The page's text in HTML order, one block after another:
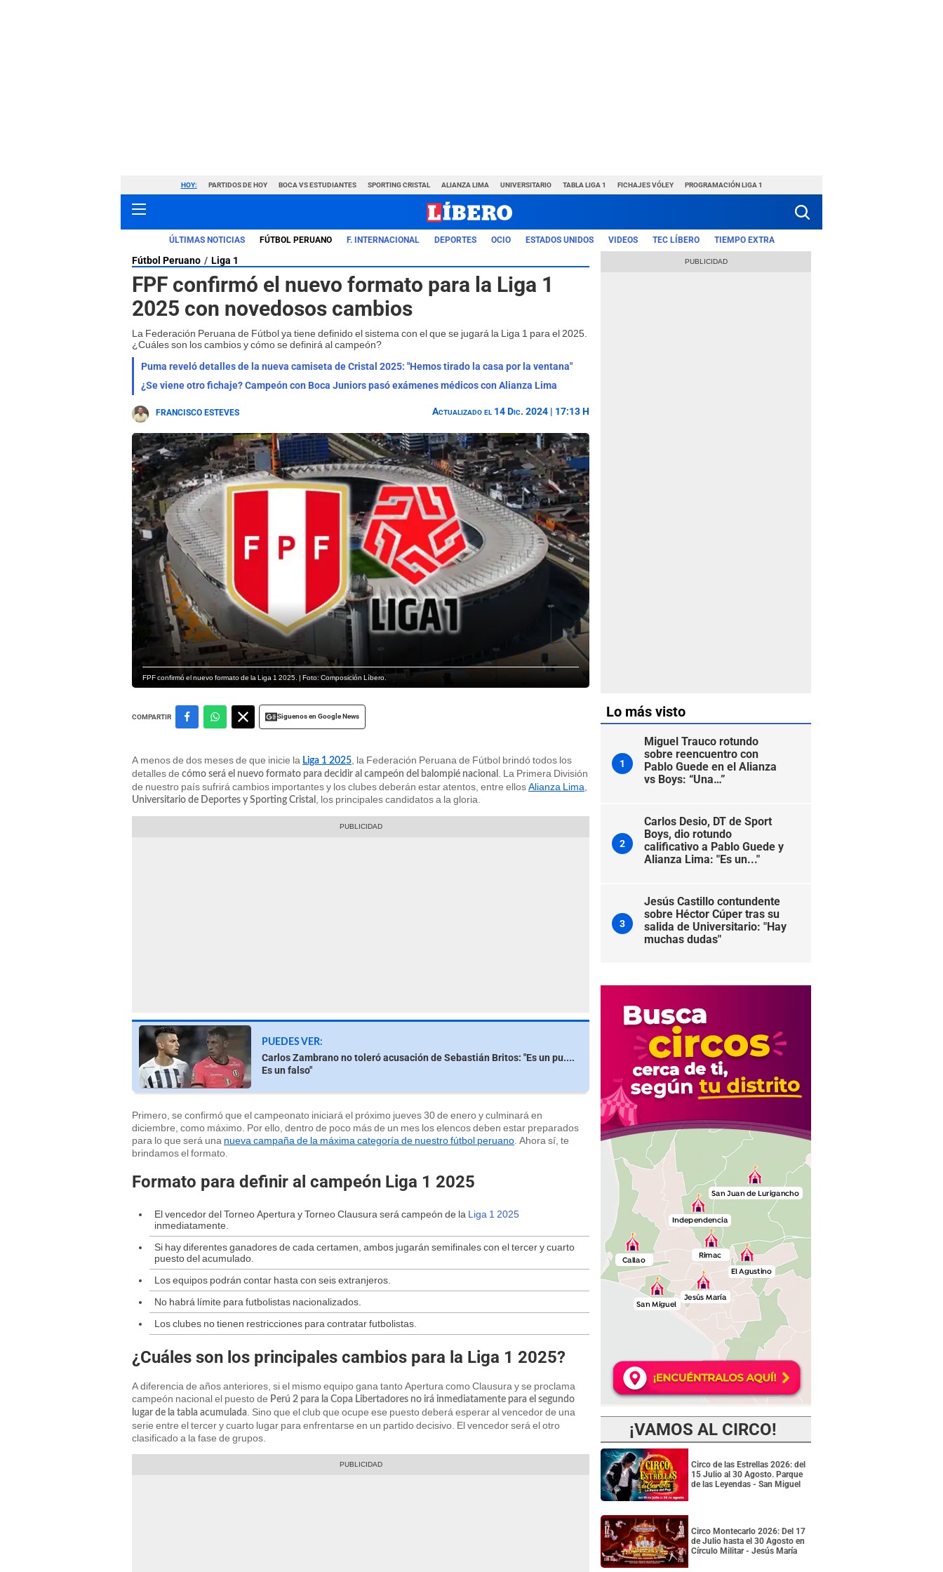
HOY: PARTIDOS DE HOY BOCA VS ESTUDIANTES SPORTING CRISTAL ALIANZA LIMA UNIVERSITARIO TABLA LIGA 1 FICHAJES VÓLEY PROGRAMACIÓN LIGA 1
ÚLTIMAS NOTICIAS FÚTBOL PERUANO F. INTERNACIONAL DEPORTES OCIO ESTADOS UNIDOS VIDEOS TEC LÍBERO TIEMPO EXTRA
Fútbol Peruano Liga 1
FPF confirmó el nuevo formato para la Liga 1
2025 con novedosos cambios
La Federación Peruana de Fútbol ya tiene definido el sistema con el que se jugará la Liga 1 para el 2025.
¿Cuáles son los cambios y cómo se definirá al campeón?
Puma reveló detalles de la nueva camiseta de Cristal 2025: "Hemos tirado la casa por la ventana"
¿Se viene otro fichaje? Campeón con Boca Juniors pasó exámenes médicos con Alianza Lima
FRANCISCO ESTEVES Actualizado el 14 Dic. 2024 | 17:13 H
FPF confirmó el nuevo formato de la Liga 1 2025. | Foto: Composición Líbero.
COMPARTIR Siguenos en Google News
A menos de dos meses de que inicie la Liga 1 2025 , la Federación Peruana de Fútbol brindó todos los
detalles de cómo será el nuevo formato para decidir al campeón del balompié nacional
. La Primera División
de nuestro país sufrirá cambios importantes y los clubes deberán estar atentos, entre ellosAlianza Lima
Universitario de Deportes y Sporting Cristal , los principales candidatos a la gloria.
PUEDES VER:
Carlos Zambrano no toleró acusación de Sebastián Britos: "Es un pu....
Es un falso"
Primero, se confirmó que el campeonato iniciará el próximo jueves 30 de enero y culminará en
diciembre, como máximo. Por ello, dentro de poco más de un mes los elencos deben estar preparados
para lo que será una nueva campaña de la máxima categoría de nuestro fútbol peruano . Ahora sí, te
brindamos el formato.
Formato para definir al campeón Liga 1 2025
El vencedor del Torneo Apertura y Torneo Clausura será campeón de la Liga 1 2025
inmediatamente.
Si hay diferentes ganadores de cada certamen, ambos jugarán semifinales con el tercer y cuarto
puesto del acumulado.
Los equipos podrán contar hasta con seis extranjeros.
No habrá límite para futbolistas nacionalizados.
Los clubes no tienen restricciones para contratar futbolistas.
¿Cuáles son los principales cambios para la Liga 1 2025?
A diferencia de años anteriores, si el mismo equipo gana tanto Apertura como Clausura y se proclama
campeón nacional el puesto de Perú 2 para la Copa Libertadores no irá inmediatamente para el segundo
lugar de la tabla acumulada. Sino que el club que ocupe ese puesto deberá esperar al vencedor de una
serie entre el tercer y cuarto lugar para enfrentarse en un partido decisivo. El vencedor será el otro
clasificado a la fase de grupos.
Lo más visto
1
Miguel Trauco rotundo
sobre reencuentro con
Pablo Guede en el Alianza
vs Boys: “Una…”
2
Carlos Desio, DT de Sport
Boys, dio rotundo
calificativo a Pablo Guede y
Alianza Lima: "Es un..."
3
Jesús Castillo contundente
sobre Héctor Cúper tras su
salida de Universitario: "Hay
muchas dudas"
¡VAMOS AL CIRCO!
Circo de las Estrellas 2026: del
15 Julio al 30 Agosto. Parque
de las Leyendas - San Miguel
Circo Montecarlo 2026: Del 17
de Julio hasta el 30 Agosto en
Círculo Militar - Jesús María